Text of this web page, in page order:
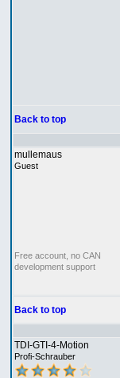
Back to top
mullemaus
Guest
Free account, no CAN
development support
Back to top
TDI-GTI-4-Motion
Profi-Schrauber